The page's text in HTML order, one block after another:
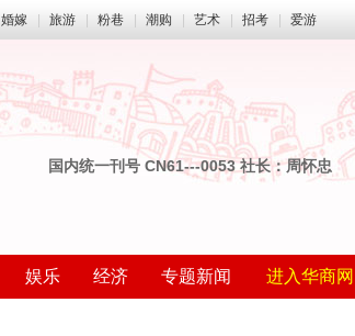
婚嫁 旅游 粉巷 潮购 艺术 招考 爱游
国内统一刊号 CN61---0053 社长：周怀忠
娱乐 经济 专题新闻 进入华商网